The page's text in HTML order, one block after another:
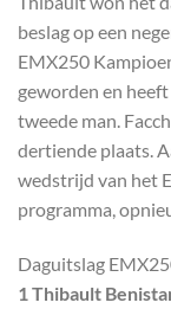
beslag op een
EMX250
geworden en
tweede man.
dertiende plaats.
wedstrijd van het
programma,
Daguitslag
1 Thibault